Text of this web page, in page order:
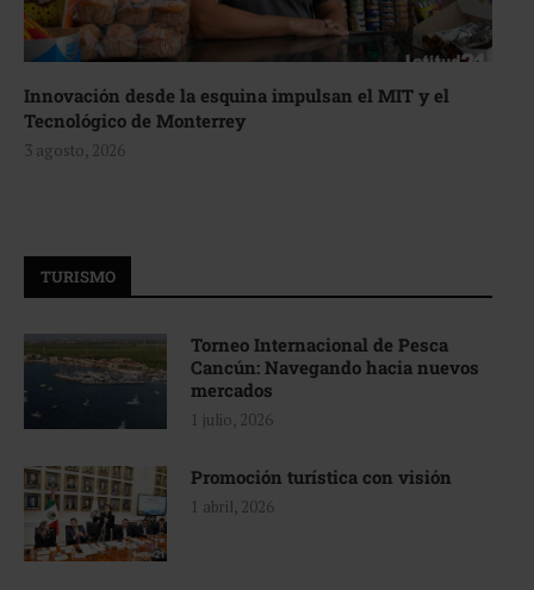
Innovación desde la esquina impulsan el MIT y el
Tecnológico de Monterrey
3 agosto, 2026
TURISMO
Torneo Internacional de Pesca
Cancún: Navegando hacia nuevos
mercados
1 julio, 2026
Promoción turística con visión
1 abril, 2026